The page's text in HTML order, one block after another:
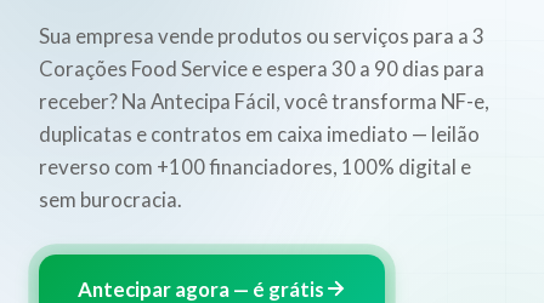
Sua empresa vende produtos ou serviços para a 3
Corações Food Service e espera 30 a 90 dias para
receber? Na Antecipa Fácil, você transforma NF-e,
duplicatas e contratos em caixa imediato — leilão
reverso com +100 financiadores, 100% digital e
sem burocracia.
Antecipar agora — é grátis